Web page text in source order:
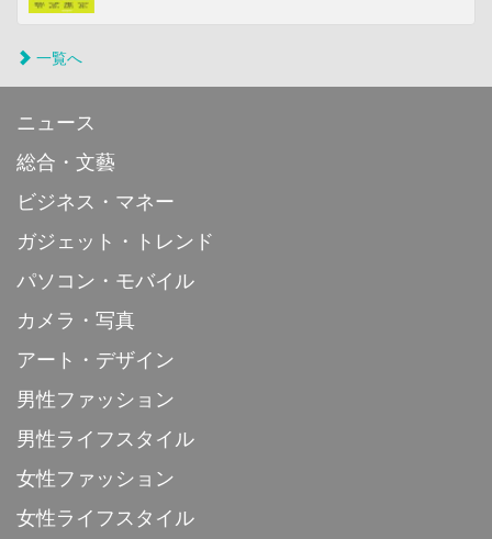
一覧へ
ニュース
総合・文藝
ビジネス・マネー
ガジェット・トレンド
パソコン・モバイル
カメラ・写真
アート・デザイン
男性ファッション
男性ライフスタイル
女性ファッション
女性ライフスタイル